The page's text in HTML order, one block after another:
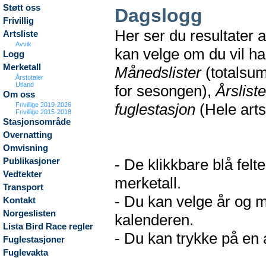
Støtt oss
Frivillig
Artsliste
Avvik
Logg
Merketall
Årstotaler
Utland
Om oss
Frivillige 2019-2026
Frivillige 2015-2018
Stasjonsområde
Overnatting
Omvisning
Publikasjoner
Vedtekter
Transport
Kontakt
Norgeslisten
Lista Bird Race regler
Fuglestasjoner
Fuglevakta
Dagslogg
Her ser du resultater
kan velge om du vil
Månedslister
for sesongen),
fuglestasjon (Hele
- De klikkbare blå
merketall.
- Du kan velge år og
kalenderen.
- Du kan trykke på en